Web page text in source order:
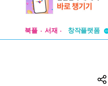
북플 서재
투비컨티뉴드
투비컨티뉴드